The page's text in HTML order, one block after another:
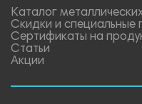
Каталог
Скидки и специальные
Сертификаты на
Статьи
Акции